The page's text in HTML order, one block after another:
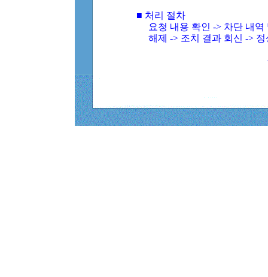
■ 처리 절차
요청 내용 확인 -> 차단 내
해제 -> 조치 결과 회신 ->